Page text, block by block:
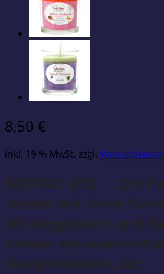
8,50 €
inkl. 19 % MwSt. zzgl.
MANGO KISS – Die
stellen mit ihren
Whiskygläsern und
Farben ein
Designelement dar.